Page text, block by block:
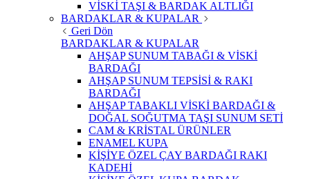
VİSKİ TAŞI & BARDAK ALTLIĞI
BARDAKLAR & KUPALAR
Geri Dön
BARDAKLAR & KUPALAR
AHŞAP SUNUM TABAĞI & VİSKİ
BARDAĞI
AHŞAP SUNUM TEPSİSİ & RAKI
BARDAĞI
AHŞAP TABAKLI VİSKİ BARDAĞI &
DOĞAL SOĞUTMA TAŞI SUNUM SETİ
CAM & KRİSTAL ÜRÜNLER
ENAMEL KUPA
KİŞİYE ÖZEL ÇAY BARDAĞI RAKI
KADEHİ